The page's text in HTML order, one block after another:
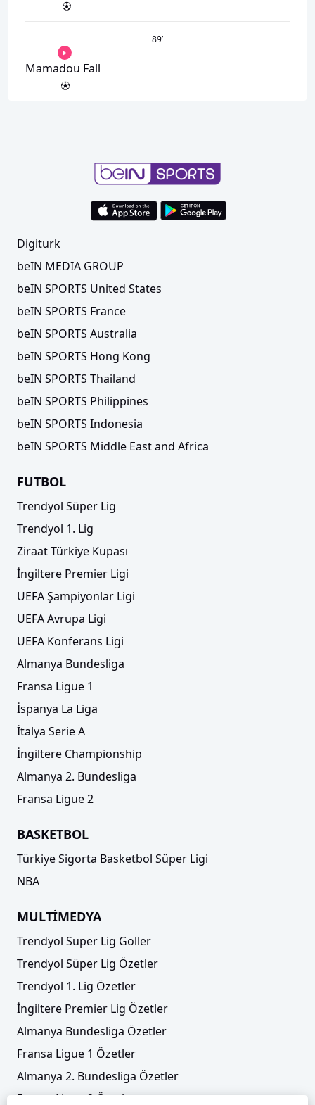
89’
Mamadou Fall
Digiturk
beIN MEDIA GROUP
beIN SPORTS United States
beIN SPORTS France
beIN SPORTS Australia
beIN SPORTS Hong Kong
beIN SPORTS Thailand
beIN SPORTS Philippines
beIN SPORTS Indonesia
beIN SPORTS Middle East and Africa
FUTBOL
Trendyol Süper Lig
Trendyol 1. Lig
Ziraat Türkiye Kupası
İngiltere Premier Ligi
UEFA Şampiyonlar Ligi
UEFA Avrupa Ligi
UEFA Konferans Ligi
Almanya Bundesliga
Fransa Ligue 1
İspanya La Liga
İtalya Serie A
İngiltere Championship
Almanya 2. Bundesliga
Fransa Ligue 2
BASKETBOL
Türkiye Sigorta Basketbol Süper Ligi
NBA
MULTİMEDYA
Trendyol Süper Lig Goller
Trendyol Süper Lig Özetler
Trendyol 1. Lig Özetler
İngiltere Premier Lig Özetler
Almanya Bundesliga Özetler
Fransa Ligue 1 Özetler
Almanya 2. Bundesliga Özetler
Fransa Ligue 2 Özetler